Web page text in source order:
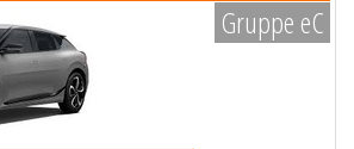
Gruppe eC